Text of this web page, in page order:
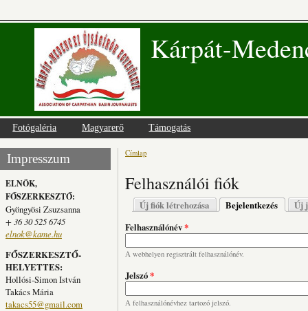
Kárpát-
Fotógaléria Magyarerő Támogatás
Impresszum
ELNÖK,
FŐSZERKESZTŐ:
Gyöngyösi Zsuzsanna
+ 36 30 525 6745
elnok@kame.hu
FŐSZERKESZTŐ-
HELYETTES:
Hollósi-Simon István
Takács Mária
takacs55@gmail.com
Jelenlegi hely
Címlap
Felhasználói fiók
Elsődleges fülek
Új fiók létrehozása Bejelentkezés (aktív
Új
Felhasználónév*
A webhelyen regisztrált felhasználónév.
Jelszó*
A felhasználónévhez tartozó jelszó.